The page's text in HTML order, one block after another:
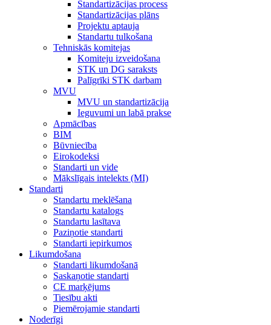
Standartizācijas process
Standartizācijas plāns
Projektu aptauja
Standartu tulkošana
Tehniskās komitejas
Komiteju izveidošana
STK un DG saraksts
Palīgrīki STK darbam
MVU
MVU un standartizācija
Ieguvumi un labā prakse
Apmācības
BIM
Būvniecība
Eirokodeksi
Standarti un vide
Mākslīgais intelekts (MI)
Standarti
Standartu meklēšana
Standartu katalogs
Standartu lasītava
Paziņotie standarti
Standarti iepirkumos
Likumdošana
Standarti likumdošanā
Saskaņotie standarti
CE marķējums
Tiesību akti
Piemērojamie standarti
Noderīgi